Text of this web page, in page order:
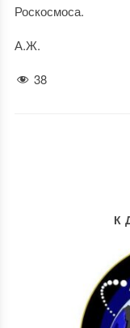
Роскосмоса.
А.Ж.
38
К